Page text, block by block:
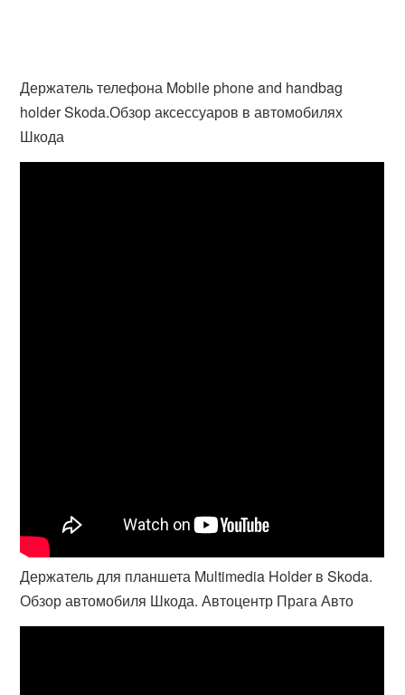
Держатель телефона Mobile phone and handbag
holder Skoda.Обзор аксессуаров в автомобилях
Шкода
Держатель для планшета Multimedia Holder в Skoda.
Обзор автомобиля Шкода. Автоцентр Прага Авто